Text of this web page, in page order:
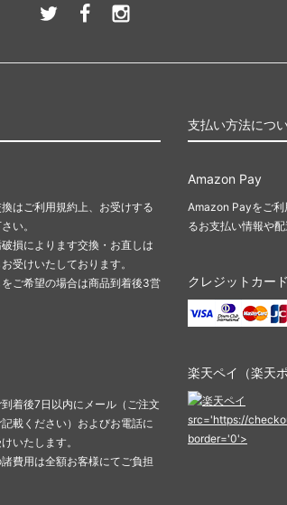
はご利用規約上、お受けする
い。
損によります交換・お直しは
受けいたしております。
ご希望の場合は商品到着後3営
着後7日以内にメール（ご注文
載ください）およびお電話に
いたします。
費用は全額お客様にてご負担
支払い方法につ
Amazon Pay
Amazon Payをご利
るお支払い情報や
クレジットカード
楽天ペイ（楽天
src='https://
border='0'>